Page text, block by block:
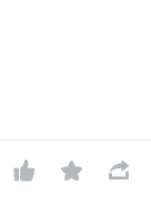
  